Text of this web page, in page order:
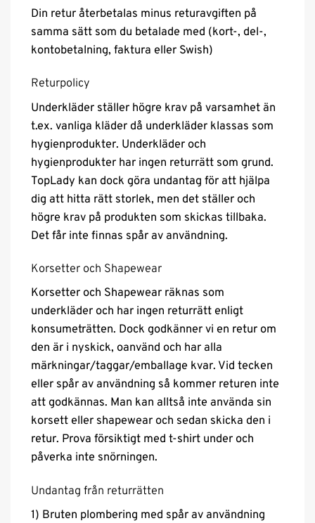
Din retur återbetalas minus returavgiften på
samma sätt som du betalade med (kort-, del-,
kontobetalning, faktura eller Swish)
Returpolicy
Underkläder ställer högre krav på varsamhet än
t.ex. vanliga kläder då underkläder klassas som
hygienprodukter. Underkläder och
hygienprodukter har ingen returrätt som grund.
TopLady kan dock göra undantag för att hjälpa
dig att hitta rätt storlek, men det ställer och
högre krav på produkten som skickas tillbaka.
Det får inte finnas spår av användning.
Korsetter och Shapewear
Korsetter och Shapewear räknas som
underkläder och har ingen returrätt enligt
konsumeträtten. Dock godkänner vi en retur om
den är i nyskick, oanvänd och har alla
märkningar/taggar/emballage kvar. Vid tecken
eller spår av användning så kommer returen inte
att godkännas. Man kan alltså inte använda sin
korsett eller shapewear och sedan skicka den i
retur. Prova försiktigt med t-shirt under och
påverka inte snörningen.
Undantag från returrätten
1) Bruten plombering med spår av användning